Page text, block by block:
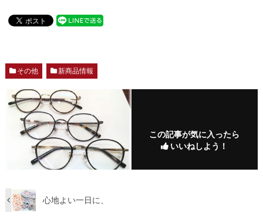
その他 新商品情報
この記事が気に入ったら
いいねしよう！
心地よい一日に、